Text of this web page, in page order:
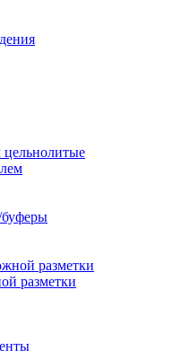
разметки
разметки